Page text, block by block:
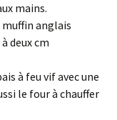
mains.
muffin anglais
deux cm
à feu vif avec une
le four à chauffer